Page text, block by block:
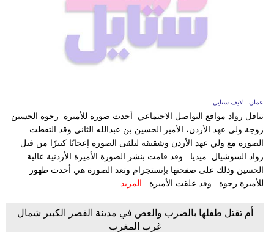
عمان - لايف ستايل
تناقل رواد مواقع التواصل الاجتماعي أحدث صورة للأميرة رجوة الحسين
زوجة ولي عهد الأردن، الأمير الحسين بن عبدالله الثاني وقد التقطت
الصورة مع ولي عهد الأردن وشقيقه لتلقى الصورة إعجابًا كبيرًا من قبل
رواد السوشيال ميديا . وقد قامت بنشر الصورة الأميرة الأردنية عالية
الحسين وذلك على صفحتها بإنستجرام وتعد الصورة هي أحدث ظهور
للأميرة رجوة . وقد علقت الأميرة...
المزيد
أم تقتل طفلها بالضرب والعض في مدينة القصر الكبير شمال
غرب المغرب